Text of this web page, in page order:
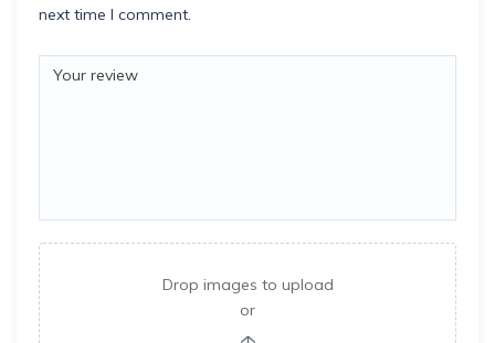
next time I comment.
Drop images to upload
or